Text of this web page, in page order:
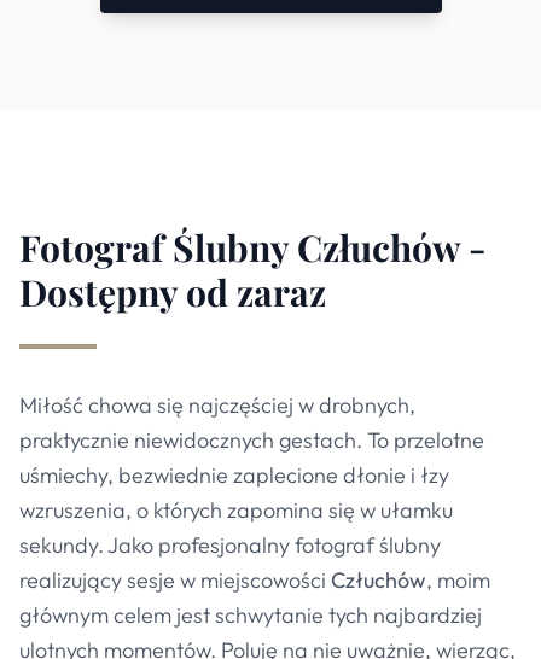
Fotograf Ślubny Człuchów -
Dostępny od zaraz
Miłość chowa się najczęściej w drobnych,
praktycznie niewidocznych gestach. To przelotne
uśmiechy, bezwiednie zaplecione dłonie i łzy
wzruszenia, o których zapomina się w ułamku
sekundy. Jako profesjonalny fotograf ślubny
realizujący sesje w miejscowości Człuchów, moim
głównym celem jest schwytanie tych najbardziej
ulotnych momentów. Poluję na nie uważnie, wierząc,